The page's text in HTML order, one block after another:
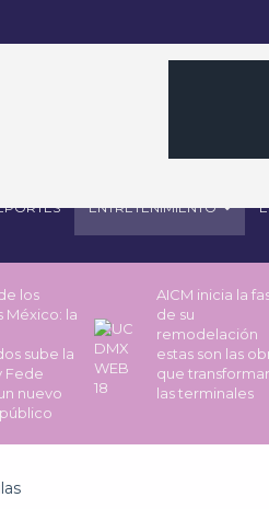
ENTRETENIMIENTO
los
México: la
sube la
Fede
nuevo
AICM inicia la
de su
remodelación
estas son las
que
las terminales